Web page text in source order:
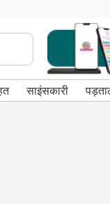
साइंसकारी